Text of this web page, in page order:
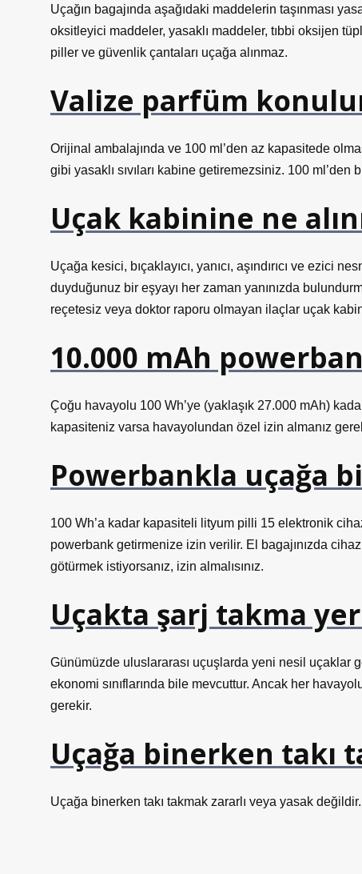
Uçağın bagajında ​​aşağıdaki maddelerin taşınması
oksitleyici maddeler, yasaklı maddeler, tıbbi oksijen
piller ve güvenlik çantaları uçağa alınmaz.
Valize parfüm
Orijinal ambalajında ​​ve 100 ml’den az kapasitede
gibi yasaklı sıvıları kabine getiremezsiniz. 100
Uçak kabinine ne
Uçağa kesici, bıçaklayıcı, yanıcı, aşındırıcı ve ezici
duyduğunuz bir eşyayı her zaman yanınızda
reçetesiz veya doktor raporu olmayan ilaçlar uçak
10.000 mAh
Çoğu havayolu 100 Wh’ye (yaklaşık 27.000 mAh)
kapasiteniz varsa havayolundan özel izin almanız
Powerbankla uçağa
100 Wh’a kadar kapasiteli lityum pilli 15 elektronik
powerbank getirmenize izin verilir. El bagajınızda
götürmek istiyorsanız, izin almalısınız.
Uçakta şarj takma
Günümüzde uluslararası uçuşlarda yeni nesil uçaklar
ekonomi sınıflarında bile mevcuttur. Ancak her
gerekir.
Uçağa binerken takı
Uçağa binerken takı takmak zararlı veya yasak değildir.